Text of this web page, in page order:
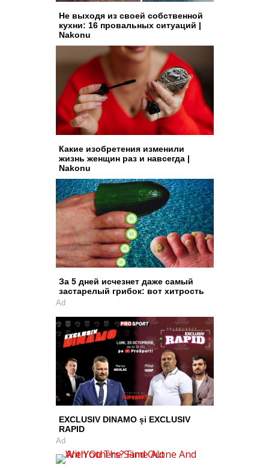
Не выходя из своей собственной
кухни: 16 провальных ситуаций |
Nakonu
Какие изобретения изменили
жизнь женщин раз и навсегда |
Nakonu
За 5 дней исчезнет даже самый
застарелый грибок: вот хитрость
Ad
EXCLUSIV DINAMO și EXCLUSIV
RAPID
Ad